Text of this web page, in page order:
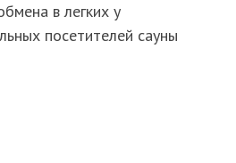
в легких у
посетителей сауны